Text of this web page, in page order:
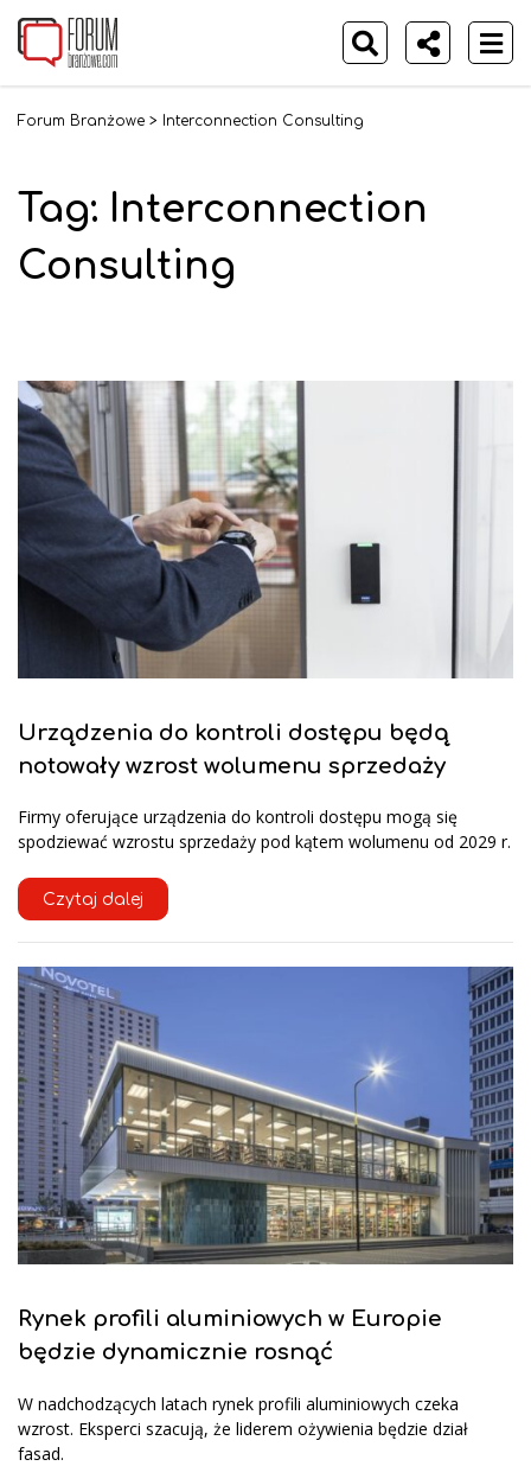
Forum Branżowe > Interconnection Consulting
Tag: Interconnection
Consulting
Urządzenia do kontroli dostępu będą
notowały wzrost wolumenu sprzedaży
Firmy oferujące urządzenia do kontroli dostępu mogą się
spodziewać wzrostu sprzedaży pod kątem wolumenu od 2029 r.
Czytaj dalej
Rynek profili aluminiowych w Europie
będzie dynamicznie rosnąć
W nadchodzących latach rynek profili aluminiowych czeka
wzrost. Eksperci szacują, że liderem ożywienia będzie dział
fasad.